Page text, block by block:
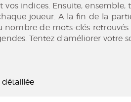
vos indices. Ensuite, ensemble,
joueur. A la fin de la
de mots-clés retrouvés
Tentez d'améliorer votre
détaillée